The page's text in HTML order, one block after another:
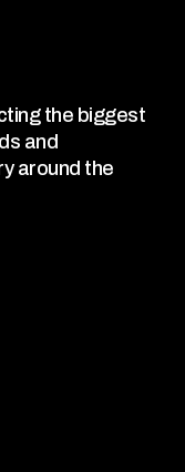
the biggest
and
around the